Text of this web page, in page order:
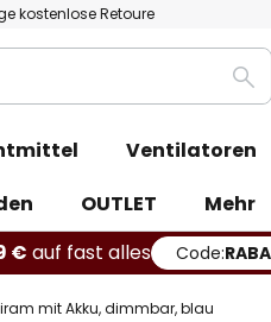
kostenlose Retoure
Ventilatoren
OUTLET
Mehr
€ auf fast alles Code:
mit Akku, dimmbar, blau